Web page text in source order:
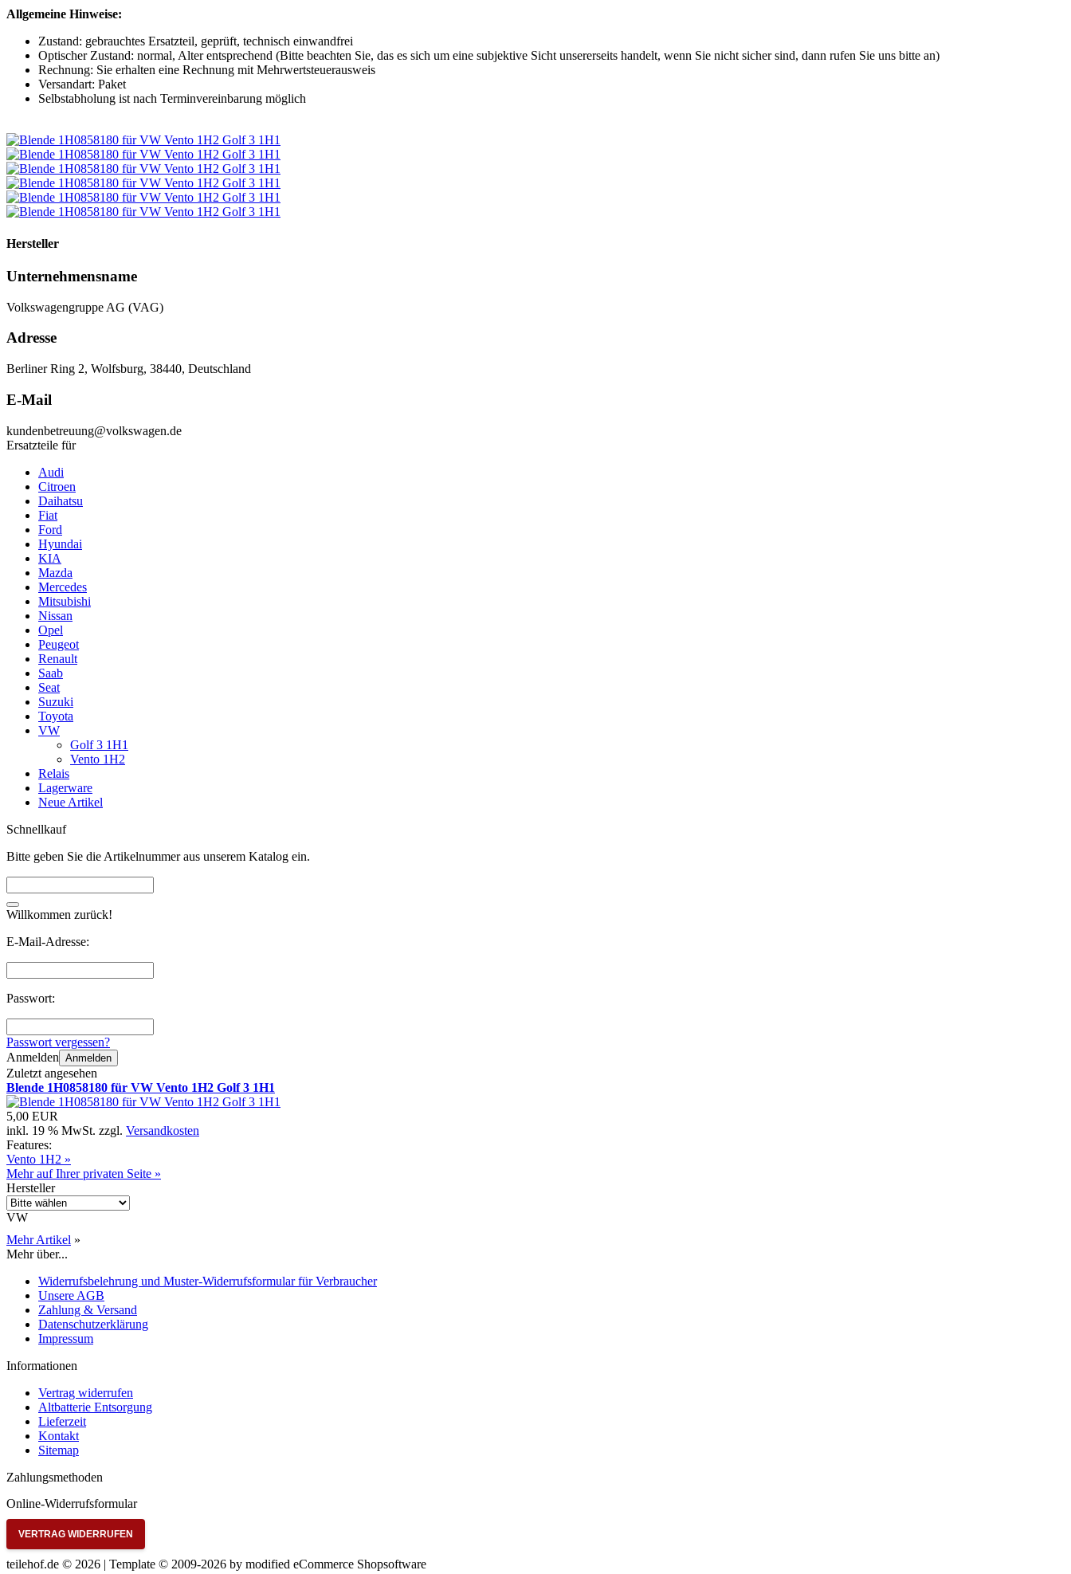
Allgemeine Hinweise:
Zustand: gebrauchtes Ersatzteil, geprüft, technisch einwandfrei
Optischer Zustand: normal, Alter entsprechend (Bitte beachten Sie, das es sich um eine subjektive Sicht unsererseits handelt, wenn Sie nicht sicher sind, dann rufen Sie uns bitte an)
Rechnung: Sie erhalten eine Rechnung mit Mehrwertsteuerausweis
Versandart: Paket
Selbstabholung ist nach Terminvereinbarung möglich
Hersteller
Unternehmensname
Volkswagengruppe AG (VAG)
Adresse
Berliner Ring 2, Wolfsburg, 38440, Deutschland
E-Mail
kundenbetreuung@volkswagen.de
Ersatzteile für
Audi
Citroen
Daihatsu
Fiat
Ford
Hyundai
KIA
Mazda
Mercedes
Mitsubishi
Nissan
Opel
Peugeot
Renault
Saab
Seat
Suzuki
Toyota
VW
Golf 3 1H1
Vento 1H2
Relais
Lagerware
Neue Artikel
Schnellkauf
Bitte geben Sie die Artikelnummer aus unserem Katalog ein.
Willkommen zurück!
E-Mail-Adresse:
Passwort:
Passwort vergessen?
Anmelden Anmelden
Zuletzt angesehen
Blende 1H0858180 für VW Vento 1H2 Golf 3 1H1
5,00 EUR
inkl. 19 % MwSt. zzgl. Versandkosten
Features:
Vento 1H2 »
Mehr auf Ihrer privaten Seite »
Hersteller
VW
Mehr Artikel »
Mehr über...
Widerrufsbelehrung und Muster-Widerrufsformular für Verbraucher
Unsere AGB
Zahlung & Versand
Datenschutzerklärung
Impressum
Informationen
Vertrag widerrufen
Altbatterie Entsorgung
Lieferzeit
Kontakt
Sitemap
Zahlungsmethoden
Online-Widerrufsformular
VERTRAG WIDERRUFEN
teilehof.de © 2026 | Template © 2009-2026 by modified eCommerce Shopsoftware